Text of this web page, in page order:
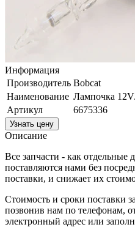
Информация
Производитель Bobcat
Наименование Лампочка
Артикул
6675336
Узнать цену
Описание
Все запчасти - как отдельные
поставляются нами без
поставки, и снижает их
Стоимость и сроки поставки
позвонив нам по телефонам,
электронный адрес или